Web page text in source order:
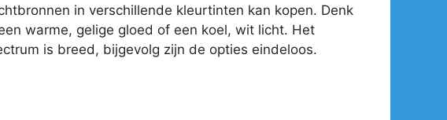
in verschillende kleurtinten kan kopen. Denk
warme, gelige gloed of een koel, wit licht. Het
is breed, bijgevolg zijn de opties eindeloos.